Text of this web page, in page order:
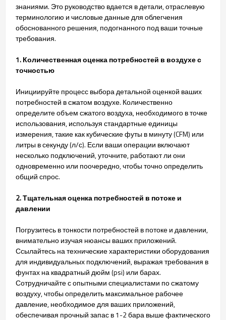
знаниями. Это руководство вдается в детали, отраслевую
терминологию и числовые данные для облегчения
обоснованного решения, подогнанного под ваши точные
требования.
1. Количественная оценка потребностей в воздухе с
точностью
Инициируйте процесс выбора детальной оценкой ваших
потребностей в сжатом воздухе. Количественно
определите объем сжатого воздуха, необходимого в точке
использования, используя стандартные единицы
измерения, такие как кубические футы в минуту (CFM) или
литры в секунду (л/с). Если ваши операции включают
несколько подключений, уточните, работают ли они
одновременно или поочередно, чтобы точно определить
общий спрос.
2. Тщательная оценка потребностей в потоке и
давлении
Погрузитесь в тонкости потребностей в потоке и давлении,
внимательно изучая нюансы ваших приложений.
Ссылайтесь на технические характеристики оборудования
для индивидуальных подключений, выражая требования в
фунтах на квадратный дюйм (psi) или барах.
Сотрудничайте с опытными специалистами по сжатому
воздуху, чтобы определить максимальное рабочее
давление, необходимое для ваших приложений,
обеспечивая прочный запас в 1-2 бара выше фактического